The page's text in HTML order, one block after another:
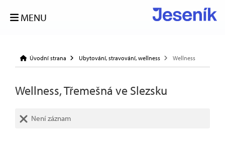
MENU
Úvodní strana Ubytování, stravování, wellness Wellness
Wellness, Třemešná ve Slezsku
Není záznam